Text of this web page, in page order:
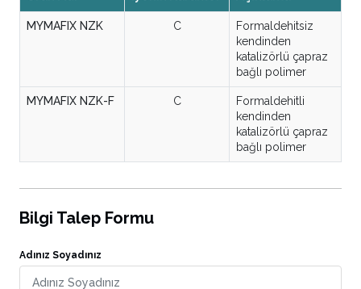
MYMAFIX NZK C
Formaldehitsiz
kendinden
katalizörlü çapraz
bağlı polimer
MYMAFIX NZK-F C
Formaldehitli
kendinden
katalizörlü çapraz
bağlı polimer
Bilgi Talep Formu
Adınız Soyadınız